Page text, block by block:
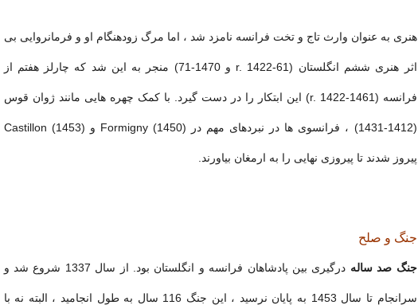
هنری به عنوان وارث تاج و تخت فرانسه نامزد شد ، اما مرگ زودهنگام او و فرمانروایی بی
اثر هنری ششم انگلستان (r. 1422-61 و 1470-71) منجر به این شد که چارلز هفتم از
فرانسه (r. 1422-1461) این ابتکار را در دست گیرد. با کمک چهره هایی مانند ژوان قوس
(1412-1431) ، فرانسوی ها در نبردهای مهم در Formigny (1450) و Castillon (1453)
پیروز شدند تا پیروزی نهایی را به ارمغان بیاورند.
جنگ و صلح
جنگ صد ساله درگیری بین پادشاهان فرانسه و انگلستان بود. از سال 1337 شروع شد و
سرانجام تا سال 1453 به پایان نرسید ، این جنگ 116 سال به طول انجامید ، البته نه با